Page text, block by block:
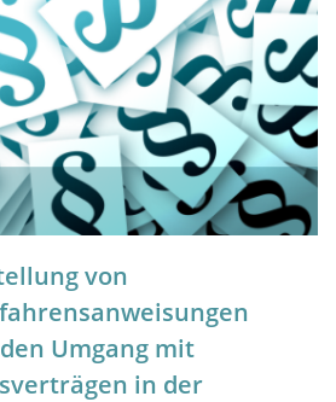
von
Umgang mit
in der